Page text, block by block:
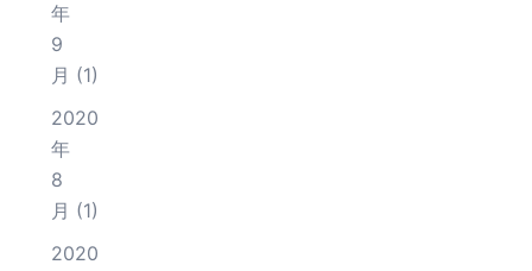
年
9
月 (1)
2020
年
8
月 (1)
2020